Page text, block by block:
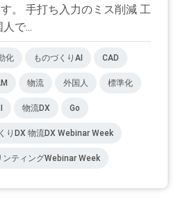
。 手打ち入力のミス削減 工
で...
化 ものづくりAI CAD
物流 外国人 標準化
物流DX Go
りDX 物流DX Webinar Week
ンティングWebinar Week